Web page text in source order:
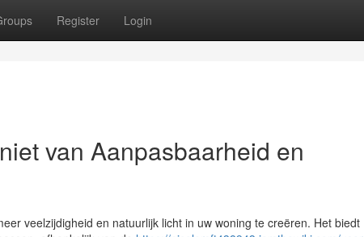
Register Login
van Aanpasbaarheid en
veelzijdigheid en natuurlijk licht in uw woning te creëren. Het biedt